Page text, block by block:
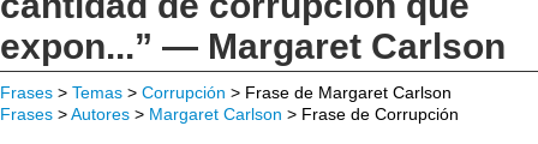
expon...” — Margaret Carlson
Frases > Temas > Corrupción > Frase de Margaret Carlson
Frases >Autores > Margaret Carlson > Frase de Corrupción